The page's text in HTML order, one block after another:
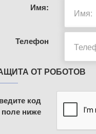
Имя:
Телефон
ОТ РОБОТОВ
код
ниже